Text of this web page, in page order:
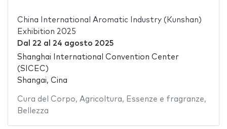
China International Aromatic Industry (Kunshan)
Exhibition 2025
Dal 22 al 24 agosto 2025
Shanghai International Convention Center
(SICEC)
Shangai, Cina
Cura del Corpo, Agricoltura, Essenze e fragranze,
Bellezza